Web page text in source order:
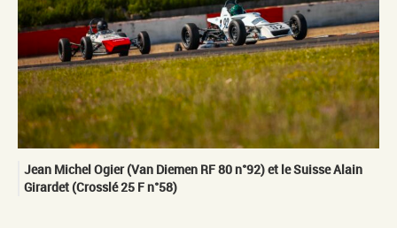
Jean Michel Ogier (Van Diemen RF 80 n°92) et le Suisse Alain
Girardet (Crosslé 25 F n°58)